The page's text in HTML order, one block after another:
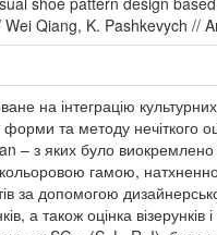
Wei Qiang, K. Pashkevych
на інтеграцію
та методу нечіткого
– з яких було виокремлено
кольоровою гамою,
за допомогою
а також оцінка